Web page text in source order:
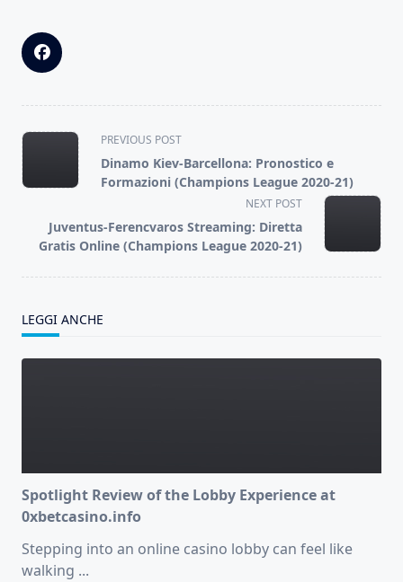
<span
class="nav-
subtitle
reader-
text">Page</span>
PREVIOUS POST
Dinamo Kiev-Barcellona: Pronostico e
Formazioni (Champions League 2020-21)
NEXT POST
Juventus-Ferencvaros Streaming: Diretta
Gratis Online (Champions League 2020-21)
LEGGI ANCHE
Spotlight Review of the Lobby Experience at
0xbetcasino.info
Stepping into an online casino lobby can feel like
walking ...